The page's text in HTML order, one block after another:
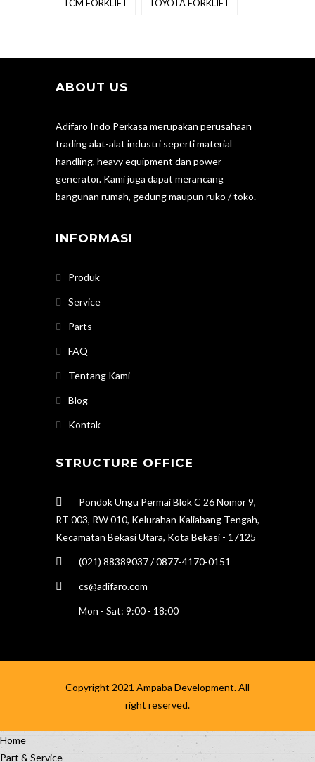
TCM FORKLIFT TOYOTA FORKLIFT
ABOUT US
Adifaro Indo Perkasa merupakan perusahaan
trading alat-alat industri seperti material
handling, heavy equipment dan power
generator. Kami juga dapat merancang
bangunan rumah, gedung maupun ruko / toko.
INFORMASI
Produk
Service
Parts
FAQ
Tentang Kami
Blog
Kontak
STRUCTURE OFFICE
Pondok Ungu Permai Blok C 26 Nomor 9,
RT 003, RW 010, Kelurahan Kaliabang Tengah,
Kecamatan Bekasi Utara, Kota Bekasi - 17125
(021) 88389037 / 0877-4170-0151
cs@adifaro.com
Mon - Sat: 9:00 - 18:00
Copyright 2021 Ampaba Development. All
right reserved.
Home
Part & Service